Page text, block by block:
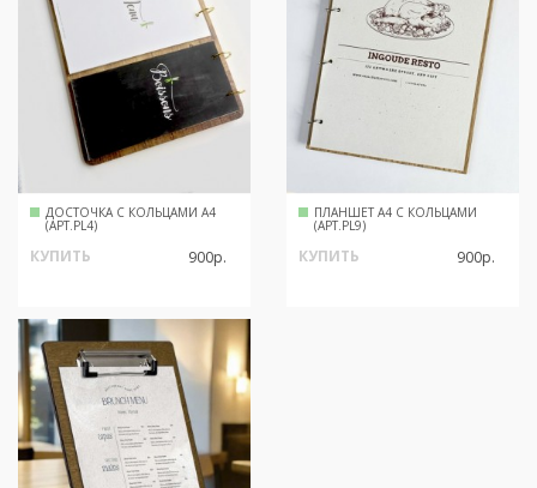
ДОСТОЧКА С КОЛЬЦАМИ А4
(АРТ.PL4)
КУПИТЬ 900р.
ПЛАНШЕТ А4 С КОЛЬЦАМИ
(АРТ.PL9)
КУПИТЬ 900р.